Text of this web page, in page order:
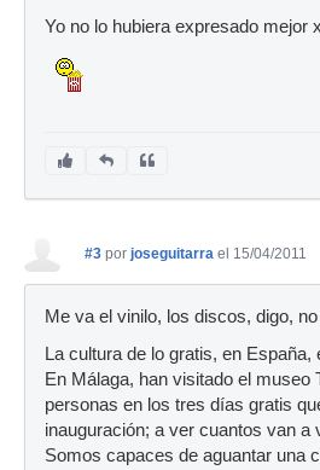
Yo no lo hubiera expresado mejor
#3 por joseguitarra el 15/04/2011
Me va el vinilo, los discos, digo,
La cultura de lo gratis, en España,
En Málaga, han visitado el museo
personas en los tres días gratis
inauguración; a ver cuantos van a
Somos capaces de aguantar una